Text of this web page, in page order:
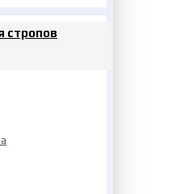
стропов